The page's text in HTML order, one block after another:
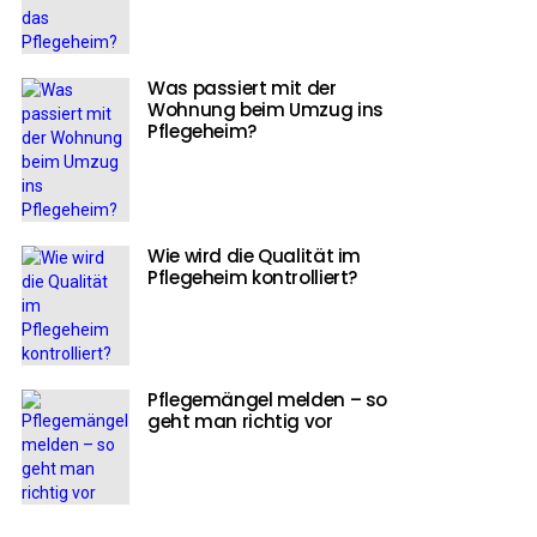
Was passiert mit der
Wohnung beim Umzug ins
Pflegeheim?
Wie wird die Qualität im
Pflegeheim kontrolliert?
Pflegemängel melden – so
geht man richtig vor